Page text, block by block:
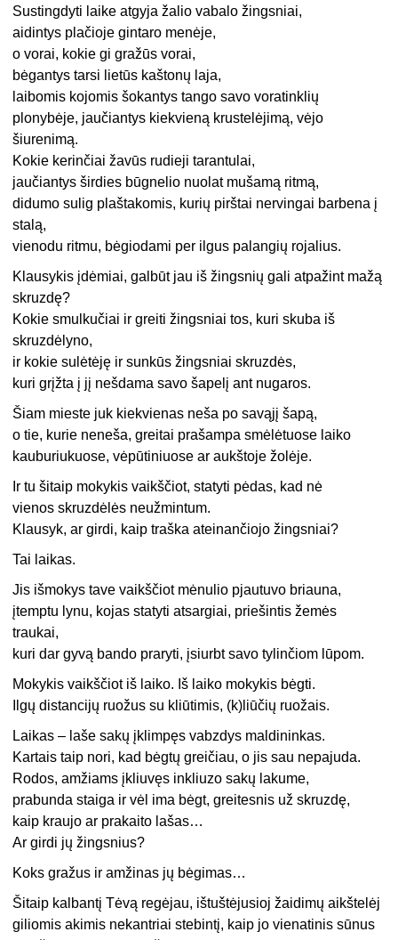
Sustingdyti laike atgyja žalio vabalo žingsniai,
aidintys plačioje gintaro menėje,
o vorai, kokie gi gražūs vorai,
bėgantys tarsi lietūs kaštonų laja,
laibomis kojomis šokantys tango savo voratinklių
plonybėje, jaučiantys kiekvieną krustelėjimą, vėjo
šiurenimą.
Kokie kerinčiai žavūs rudieji tarantulai,
jaučiantys širdies būgnelio nuolat mušamą ritmą,
didumo sulig plaštakomis, kurių pirštai nervingai barbena į
stalą,
vienodu ritmu, bėgiodami per ilgus palangių rojalius.
Klausykis įdėmiai, galbūt jau iš žingsnių gali atpažint mažą
skruzdę?
Kokie smulkučiai ir greiti žingsniai tos, kuri skuba iš
skruzdėlyno,
ir kokie sulėtėję ir sunkūs žingsniai skruzdės,
kuri grįžta į jį nešdama savo šapelį ant nugaros.
Šiam mieste juk kiekvienas neša po savąjį šapą,
o tie, kurie neneša, greitai prašampa smėlėtuose laiko
kauburiukuose, vėpūtiniuose ar aukštoje žolėje.
Ir tu šitaip mokykis vaikščiot, statyti pėdas, kad nė
vienos skruzdėlės neužmintum.
Klausyk, ar girdi, kaip traška ateinančiojo žingsniai?
Tai laikas.
Jis išmokys tave vaikščiot mėnulio pjautuvo briauna,
įtemptu lynu, kojas statyti atsargiai, priešintis žemės
traukai,
kuri dar gyvą bando praryti, įsiurbt savo tylinčiom lūpom.
Mokykis vaikščiot iš laiko. Iš laiko mokykis bėgti.
Ilgų distancijų ruožus su kliūtimis, (k)liūčių ruožais.
Laikas – laše sakų įklimpęs vabzdys maldininkas.
Kartais taip nori, kad bėgtų greičiau, o jis sau nepajuda.
Rodos, amžiams įkliuvęs inkliuzo sakų lakume,
prabunda staiga ir vėl ima bėgt, greitesnis už skruzdę,
kaip kraujo ar prakaito lašas…
Ar girdi jų žingsnius?
Koks gražus ir amžinas jų bėgimas…
Šitaip kalbantį Tėvą regėjau, ištuštėjusioj žaidimų aikštelėj
giliomis akimis nekantriai stebintį, kaip jo vienatinis sūnus